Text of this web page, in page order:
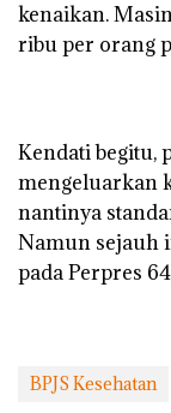
kenaikan.
ribu per orang
Kendati begitu,
mengeluarkan
nantinya
Namun sejauh
pada Perpres
BPJS Kesehatan